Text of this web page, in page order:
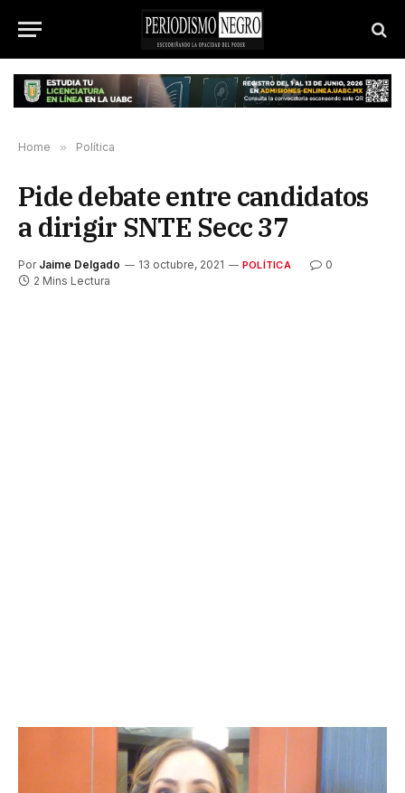
Home » Política
Pide debate entre candidatos
a dirigir SNTE Secc 37
Por Jaime Delgado 13 octubre, 2021 POLÍTICA
0
2 Mins Lectura